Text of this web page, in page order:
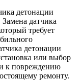
детонации
датчика
требует
детонации
или выбор
к повреждению
ремонту.